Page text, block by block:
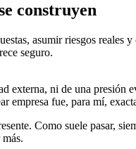
construyen
asumir riesgos
seguro.
externa, ni de una
empresa fue, para mí,
Como suele pasar,